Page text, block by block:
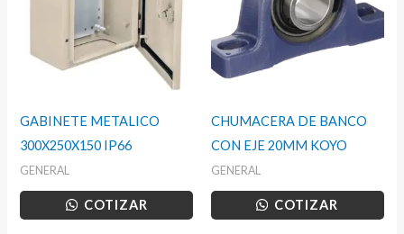
GABINETE METALICO
300X250X150 IP66
GENERAL
COTIZAR
CHUMACERA DE BANCO
CON EJE 20MM KOYO
GENERAL
COTIZAR